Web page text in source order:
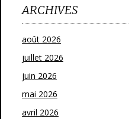
ARCHIVES
août 2026
juillet 2026
juin 2026
mai 2026
avril 2026